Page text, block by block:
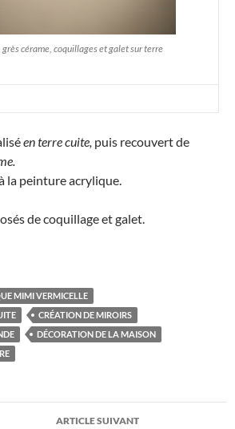
grès cérame, coquillages et galet sur terre
en terre cuite, puis recouvert de
la peinture acrylique.
de coquillage et galet.
MIMI VERMICELLE
CRÉATION DE MIROIRS
DÉCORATION DE LA MAISON
ARTICLE SUIVANT